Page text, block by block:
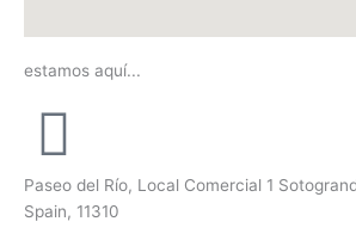
estamos aquí...
Paseo del Río, Local Comercial 1
Spain, 11310